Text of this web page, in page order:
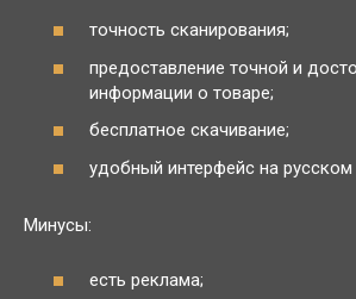
точность сканирования;
предоставление точной и
информации о товаре;
бесплатное скачивание;
удобный интерфейс на
Минусы:
есть реклама;